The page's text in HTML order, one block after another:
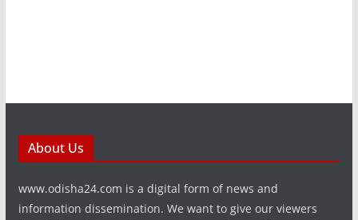
About Us
www.odisha24.com is a digital form of news and
information dissemination. We want to give our viewers